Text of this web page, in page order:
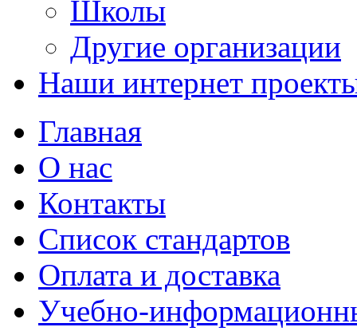
Школы
Другие организации
Наши интернет
Главная
О нас
Контакты
Список стандартов
Оплата и доставка
Учебно-